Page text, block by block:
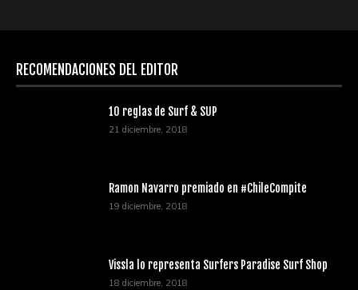
RECOMENDACIONES DEL EDITOR
10 reglas de Surf & SUP
21 diciembre, 2018
Ramon Navarro premiado en #ChileCompite
19 diciembre, 2018
Vissla lo representa Surfers Paradise Surf Shop
18 diciembre, 2018